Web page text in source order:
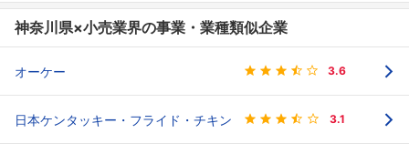
神奈川県×小売業界の事業・業種類似企業
オーケー 3.6
日本ケンタッキー・フライド・チキン 3.1